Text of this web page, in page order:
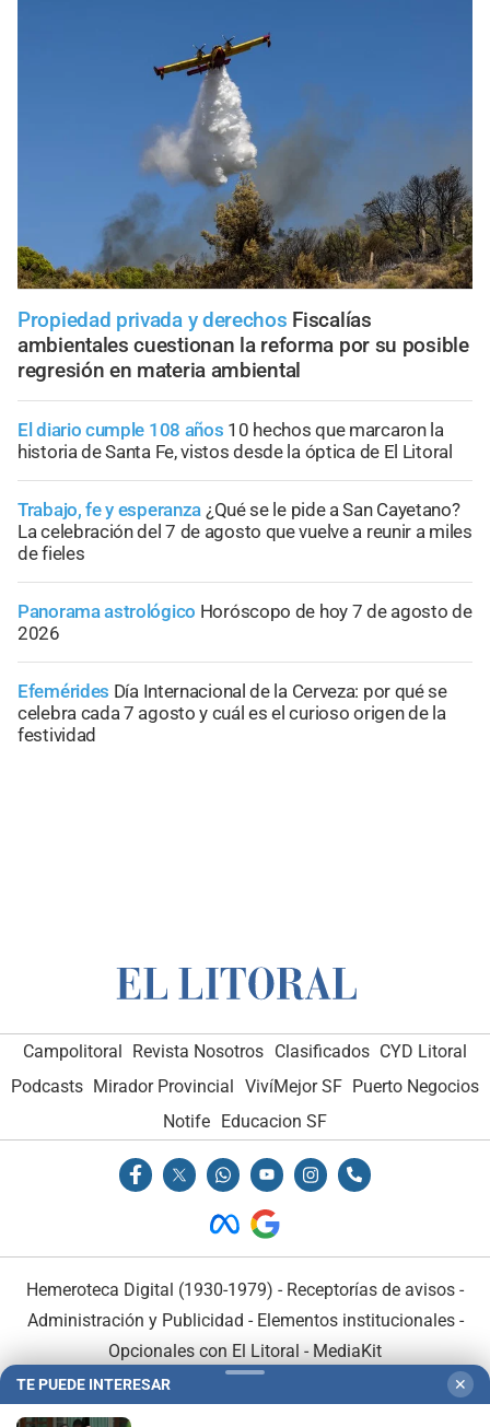
Propiedad privada y derechos Fiscalías
ambientales cuestionan la reforma por su posible
regresión en materia ambiental
El diario cumple 108 años 10 hechos que marcaron la
historia de Santa Fe, vistos desde la óptica de El Litoral
Trabajo, fe y esperanza ¿Qué se le pide a San Cayetano?
La celebración del 7 de agosto que vuelve a reunir a miles
de fieles
Panorama astrológico Horóscopo de hoy 7 de agosto de
2026
Efemérides Día Internacional de la Cerveza: por qué se
celebra cada 7 agosto y cuál es el curioso origen de la
festividad
Campolitoral Revista Nosotros Clasificados CYD Litoral
Podcasts Mirador Provincial VivíMejor SF Puerto Negocios
Notife
Educacion SF
Hemeroteca Digital (1930-1979) - Receptorías de avisos -
Administración y Publicidad - Elementos institucionales-
Opcionales con El Litoral - MediaKit
TE PUEDE INTERESAR ✕